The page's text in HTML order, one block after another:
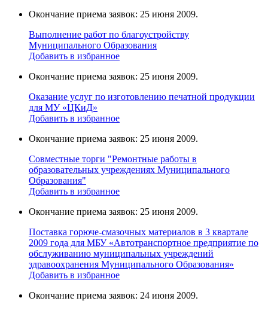
Окончание приема заявок: 25 июня 2009.
Выполнение работ по благоустройству
Муниципального Образования
Добавить в избранное
Окончание приема заявок: 25 июня 2009.
Оказание услуг по изготовлению печатной продукции
для МУ «ЦКиД»
Добавить в избранное
Окончание приема заявок: 25 июня 2009.
Cовместные торги "Ремонтные работы в
образовательных учреждениях Муниципального
Образования"
Добавить в избранное
Окончание приема заявок: 25 июня 2009.
Поставка горюче-смазочных материалов в 3 квартале
2009 года для МБУ «Автотранспортное предприятие по
обслуживанию муниципальных учреждений
здравоохранения Муниципального Образования»
Добавить в избранное
Окончание приема заявок: 24 июня 2009.